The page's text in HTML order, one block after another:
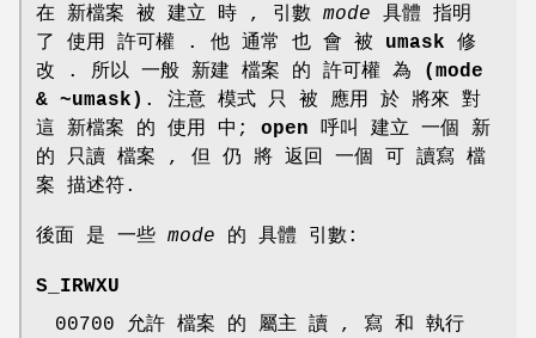
在 新檔案 被 建立 時 , 引數 mode 具體 指明
了 使用 許可權 . 他 通常 也 會 被 umask 修
改 . 所以 一般 新建 檔案 的 許可權 為
(mode
& ~umask) . 注意 模式 只 被 應用 於 將來 對
這 新檔案 的 使用 中; open 呼叫 建立 一個 新
的 只讀 檔案 , 但 仍 將 返回 一個 可 讀寫 檔
案 描述符.
後面 是 一些 mode 的 具體 引數:
S_IRWXU
00700 允許 檔案 的 屬主 讀 , 寫 和 執行